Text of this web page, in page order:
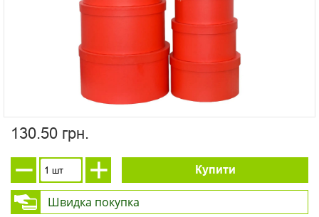
130.50 грн.
Купити
Швидка покупка